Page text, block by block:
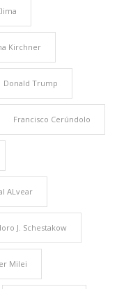
Kirchner
Donald Trump
Francisco Cerúndolo
ALvear
J. Schestakow
Milei